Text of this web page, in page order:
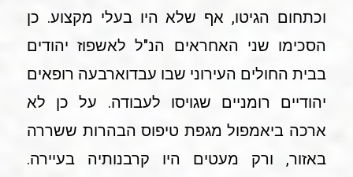
וכתחום הגיטו, אף שלא היו בעלי מקצוע. כן
הסכימו שני האחראים הנ"ל לאשפוז יהודים
בבית החולים העירוני שבו עבדוארבעה רופאים
יהודיים רומניים שגויסו לעבודה. על כן לא
ארכה ביאמפול מגפת טיפוס הבהרות ששררה
באזור, ורק מעטים היו קרבנותיה בעיירה.